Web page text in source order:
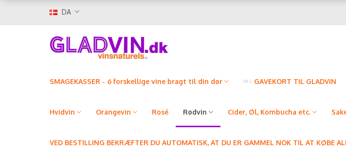
DA
SMAGEKASSER - 6 forskellige vine bragt til din dør GAVEKORT TIL GLADVIN
Hvidvin Orangevin Rosé Rødvin Cider, Øl, Kombucha etc.
VED BESTILLING BEKRÆFTER DU AUTOMATISK, AT DU ER GAMMEL NOK TIL AT KØBE